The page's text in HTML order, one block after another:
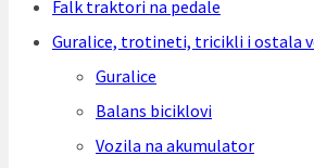
Falk traktori na pedale
Guralice, trotineti, tricikli i ostala
Guralice
Balans biciklovi
Vozila na akumulator